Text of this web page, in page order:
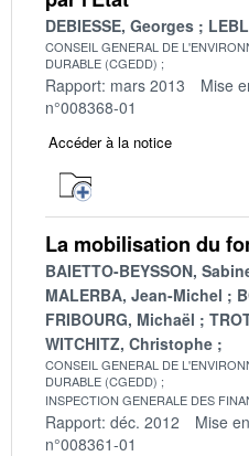
DEBIESSE, Georges
CONSEIL GENERAL DE
DURABLE (CGEDD)
Rapport: mars 2013 Mise
n°008368-01
Accéder à la notice
La mobilisation du
BAIETTO-BEYSSON,
MALERBA, Jean-Michel
FRIBOURG, Michaël
WITCHITZ, Christophe
CONSEIL GENERAL DE
DURABLE (CGEDD)
INSPECTION GENERALE DES
Rapport: déc. 2012 Mise
n°008361-01